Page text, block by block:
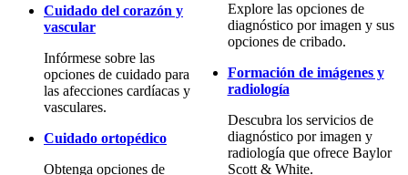
Cuidado del corazón y
vascular
Infórmese sobre las
opciones de cuidado para
las afecciones cardíacas y
vasculares.
Cuidado ortopédico
Obtenga opciones de
Explore las opciones de
diagnóstico por imagen y sus
opciones de cribado.
Formación de imágenes y
radiología
Descubra los servicios de
diagnóstico por imagen y
radiología que ofrece Baylor
Scott & White.